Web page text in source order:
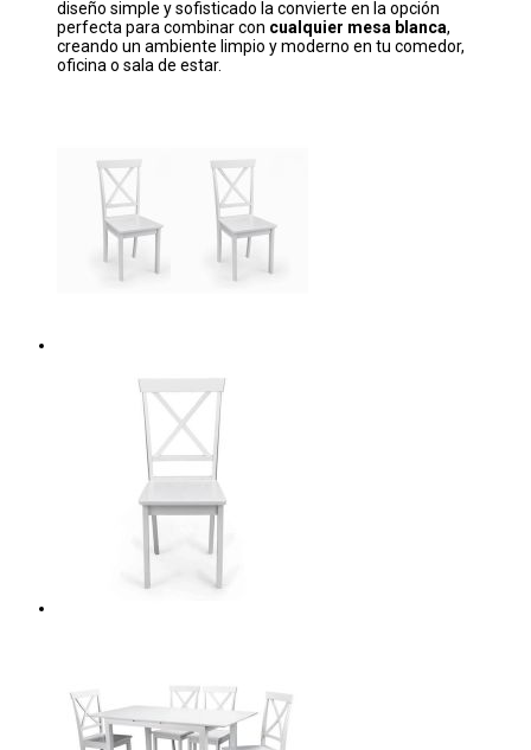
diseño simple y sofisticado la convierte en la opción
perfecta para combinar con cualquier mesa blanca,
creando un ambiente limpio y moderno en tu comedor,
oficina o sala de estar.